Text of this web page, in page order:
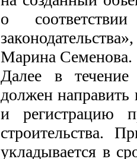
о
Марина Семенова.
Далее в течение
должен направить
и регистрацию
строительства.
укладывается в